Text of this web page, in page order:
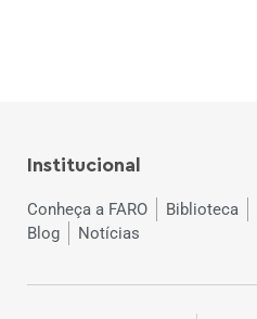
Institucional
Conheça a FARO Biblioteca
Blog
Notícias